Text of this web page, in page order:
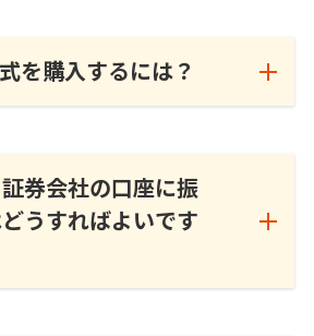
を購入するには？
券会社の口座に振
うすればよいです